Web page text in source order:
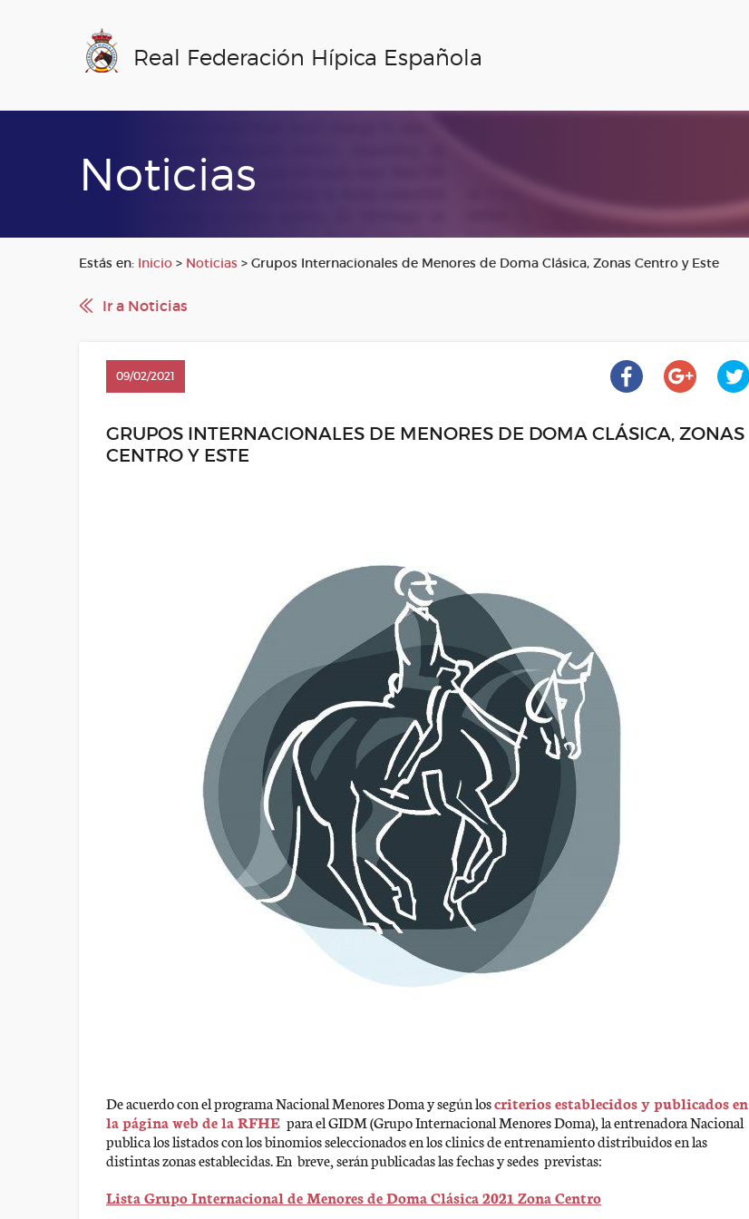
Real Federación Hípica Española
Noticias
Estás en: Inicio > Noticias > Grupos Internacionales de Menores de Doma Clásica, Zonas Centro y Este
Ir a Noticias
09/02/2021
GRUPOS INTERNACIONALES DE MENORES DE DOMA CLÁSICA, ZONAS
CENTRO Y ESTE
De acuerdo con el programa Nacional Menores Doma y según loscriterios establecidos y publicados en
la página web de la RFHE para el GIDM (Grupo Internacional Menores Doma), la entrenadora Nacional
publica los listados con los binomios seleccionados en los clinics de entrenamiento distribuidos en las
distintas zonas establecidas. En breve, serán publicadas las fechas y sedes previstas:
Lista Grupo Internacional de Menores de Doma Clásica 2021 Zona Centro